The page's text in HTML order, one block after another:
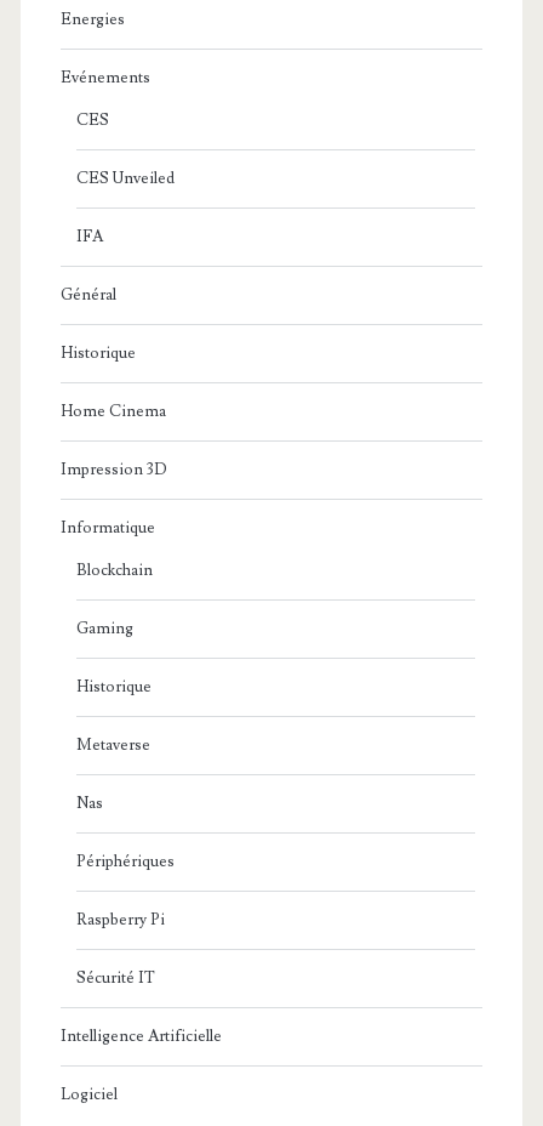
Energies
Evénements
CES
CES Unveiled
IFA
Général
Historique
Home Cinema
Impression 3D
Informatique
Blockchain
Gaming
Historique
Metaverse
Nas
Périphériques
Raspberry Pi
Sécurité IT
Intelligence Artificielle
Logiciel